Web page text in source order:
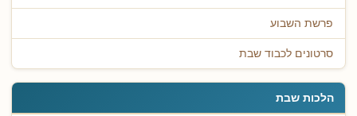
פרשת השבוע
סרטונים לכבוד שבת
הלכות שבת